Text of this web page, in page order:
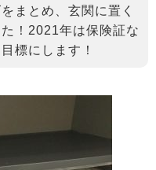
まとめ、玄関に置く
！2021年は保険証な
標にします！